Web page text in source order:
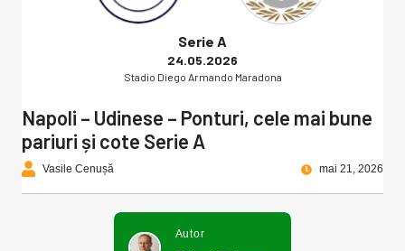
Serie A
24.05.2026
Stadio Diego Armando Maradona
Napoli – Udinese – Ponturi, cele mai bune
pariuri și cote Serie A
Vasile Cenușă mai 21, 2026
Autor